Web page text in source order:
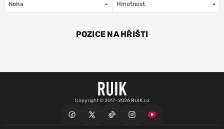
Noha - Hmotnost -
POZICE NA HŘIŠTI
Copyright © 2017–2026 RUIK.cz